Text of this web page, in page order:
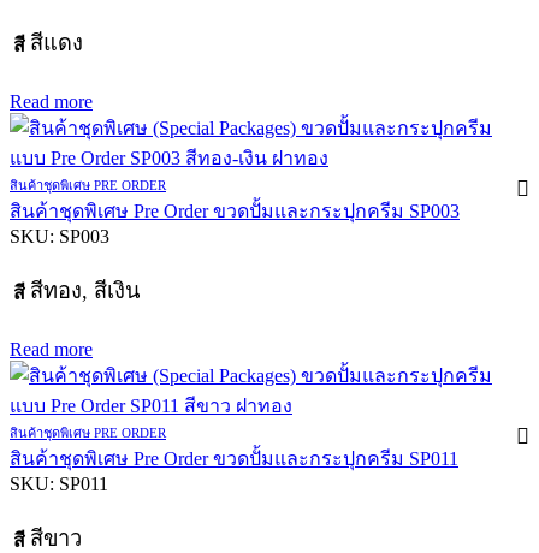
สี สีแดง
Read more
สินค้าชุดพิเศษ PRE ORDER
สินค้าชุดพิเศษ Pre Order ขวดปั้มและกระปุกครีม SP003
SKU: SP003
สี สีทอง, สีเงิน
Read more
สินค้าชุดพิเศษ PRE ORDER
สินค้าชุดพิเศษ Pre Order ขวดปั้มและกระปุกครีม SP011
SKU: SP011
สี สีขาว